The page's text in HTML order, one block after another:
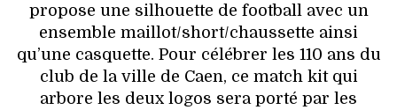
propose une silhouette de football avec un
ensemble maillot/short/chaussette ainsi
qu’une casquette. Pour célébrer les 110 ans du
club de la ville de Caen, ce match kit qui
arbore les deux logos sera porté par les